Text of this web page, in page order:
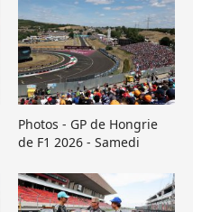
Photos - GP de Hongrie
de F1 2026 - Samedi